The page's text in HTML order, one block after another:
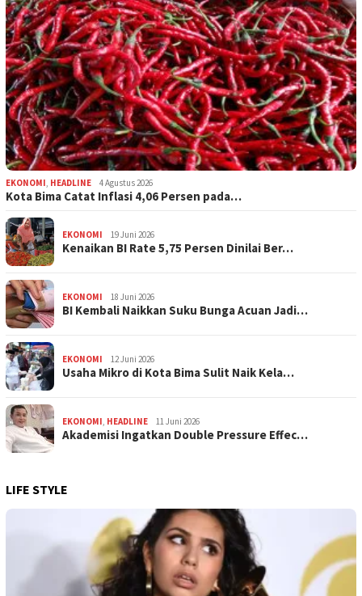
EKONOMI, HEADLINE 4 Agustus 2026
Kota Bima Catat Inflasi 4,06 Persen pada…
EKONOMI 19 Juni 2026
Kenaikan BI Rate 5,75 Persen Dinilai Ber…
EKONOMI 18 Juni 2026
BI Kembali Naikkan Suku Bunga Acuan Jadi…
EKONOMI 12 Juni 2026
Usaha Mikro di Kota Bima Sulit Naik Kela…
EKONOMI, HEADLINE 11 Juni 2026
Akademisi Ingatkan Double Pressure Effec…
LIFE STYLE